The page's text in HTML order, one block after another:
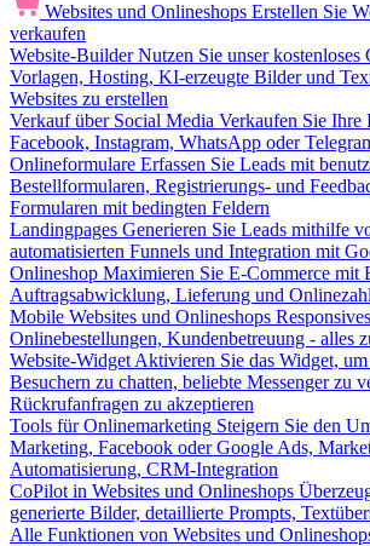
Websites und Onlineshops Erstellen Sie
verkaufen
Website-Builder Nutzen Sie unser kostenloses
Vorlagen, Hosting, KI-erzeugte Bilder und
Websites zu erstellen
Verkauf über Social Media Verkaufen Sie Ihre
Facebook, Instagram, WhatsApp oder
Onlineformulare Erfassen Sie Leads mit
Bestellformularen, Registrierungs- und
Formularen mit bedingten Feldern
Landingpages Generieren Sie Leads mithilfe
automatisierten Funnels und Integration mit
Onlineshop Maximieren Sie E-Commerce mit
Auftragsabwicklung, Lieferung und
Mobile Websites und Onlineshops
Onlinebestellungen, Kundenbetreuung - alles
Website-Widget Aktivieren Sie das Widget,
Besuchern zu chatten, beliebte Messenger zu
Rückrufanfragen zu akzeptieren
Tools für Onlinemarketing Steigern Sie den
Marketing, Facebook oder Google Ads,
Automatisierung, CRM-Integration
CoPilot in Websites und Onlineshops
generierte Bilder, detaillierte Prompts,
Alle Funktionen von Websites und